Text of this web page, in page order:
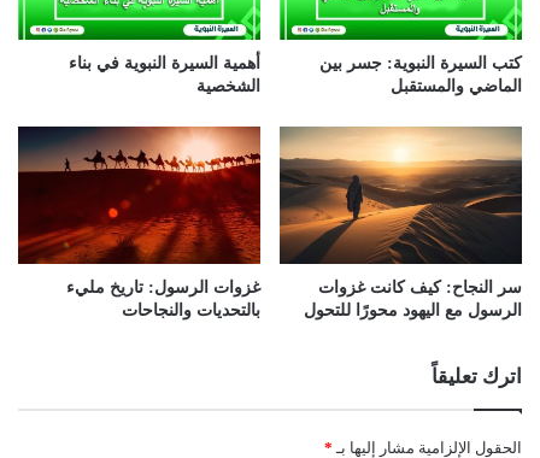
كتب السيرة النبوية: جسر بين
الماضي والمستقبل
أهمية السيرة النبوية في بناء
الشخصية
سر النجاح: كيف كانت غزوات
الرسول مع اليهود محورًا للتحول
غزوات الرسول: تاريخ مليء
بالتحديات والنجاحات
اترك تعليقاً
الحقول الإلزامية مشار إليها بـ *